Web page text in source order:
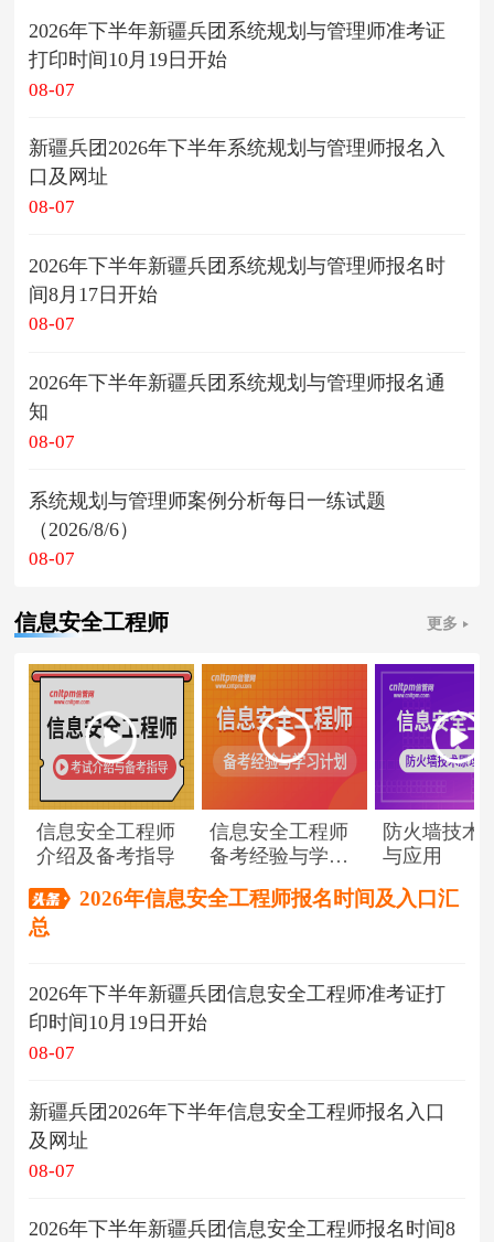
2026年下半年新疆兵团系统规划与管理师准考证
打印时间10月19日开始
08-07
新疆兵团2026年下半年系统规划与管理师报名入
口及网址
08-07
2026年下半年新疆兵团系统规划与管理师报名时
间8月17日开始
08-07
2026年下半年新疆兵团系统规划与管理师报名通
知
08-07
系统规划与管理师案例分析每日一练试题
（2026/8/6）
08-07
信息安全工程师 更多
信息安全工程师
介绍及备考指导
信息安全工程师
备考经验与学习
防火墙技术
与应用
2026年信息安全工程师报名时间及入口汇
总
2026年下半年新疆兵团信息安全工程师准考证打
印时间10月19日开始
08-07
新疆兵团2026年下半年信息安全工程师报名入口
及网址
08-07
2026年下半年新疆兵团信息安全工程师报名时间8